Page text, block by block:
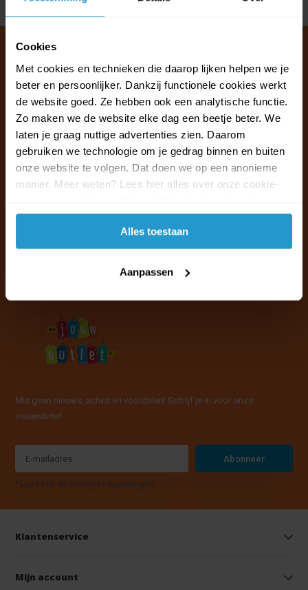
Cookies
Met cookies en technieken die daarop lijken helpen we je
beter en persoonlijker. Dankzij functionele cookies werkt
de website goed. Ze hebben ook een analytische functie.
Zo maken we de website elke dag een beetje beter. We
laten je graag nuttige advertenties zien. Daarom
gebruiken we technologie om je gedrag binnen en buiten
onze website te volgen. Dat doen we op een anonieme
manier. Meer weten? Lees hier alles over onze cookie-
accepteren.
Alles toestaan
Aanpassen
Klantenservice & FAQ
Wij staan voor u klaar.
Ma t/m vr van 09:30 - 16:00 telefonisch
+31 (0)13 785 62 41
info@jouwoutlet.nl
Mis geen nieuws, acties en voordelen! Schrijf je in voor onze
nieuwsbrief
Abonneer
* Lees hier de wettelijke beperkingen
Klantenservice
Mijn account